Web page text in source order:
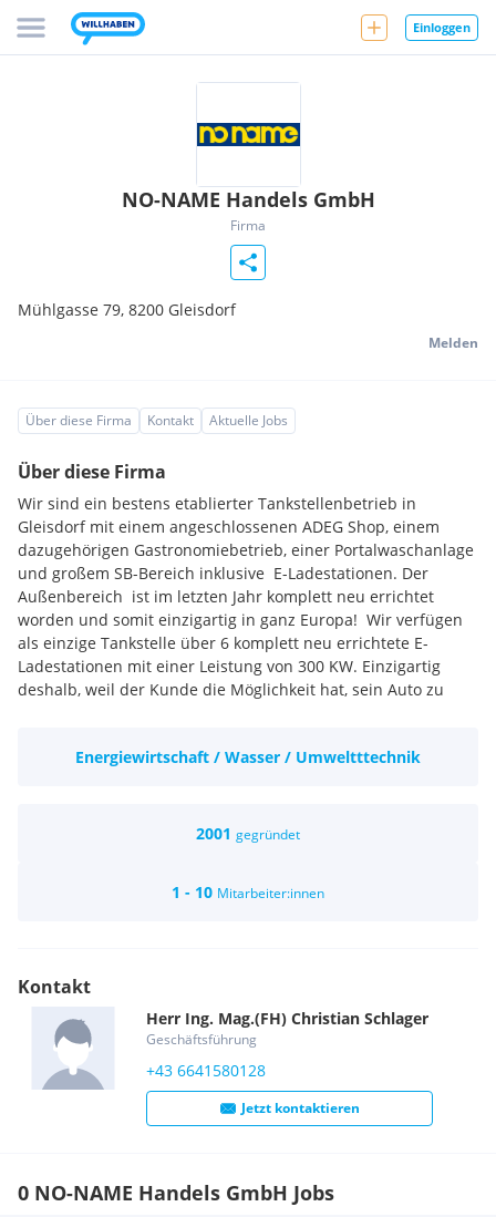
Einloggen
NO-NAME Handels GmbH
Firma
Mühlgasse 79, 8200 Gleisdorf
Melden
Über diese Firma Kontakt Aktuelle Jobs
Über diese Firma
Wir sind ein bestens etablierter Tankstellenbetrieb in
Gleisdorf mit einem angeschlossenen ADEG Shop, einem
dazugehörigen Gastronomiebetrieb, einer Portalwaschanlage
und großem SB-Bereich inklusive E-Ladestationen. Der
Außenbereich ist im letzten Jahr komplett neu errichtet
worden und somit einzigartig in ganz Europa! Wir verfügen
als einzige Tankstelle über 6 komplett neu errichtete E-
Ladestationen mit einer Leistung von 300 KW. Einzigartig
deshalb, weil der Kunde die Möglichkeit hat, sein Auto zu
mit Kunden und Lieferanten sowie die Wertschätzung der
Teamfähigkeit und Verantwortungsbewusstsein, ein
Energiewirtschaft / Wasser / Umweltttechnik
2001 gegründet
1 - 10 Mitarbeiter:innen
Kontakt
Herr Ing. Mag.(FH) Christian Schlager
Geschäftsführung
+43 6641580128
Jetzt kontaktieren
0 NO-NAME Handels GmbH Jobs